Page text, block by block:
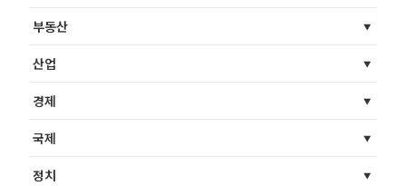
부동산
산업
경제
국제
정치